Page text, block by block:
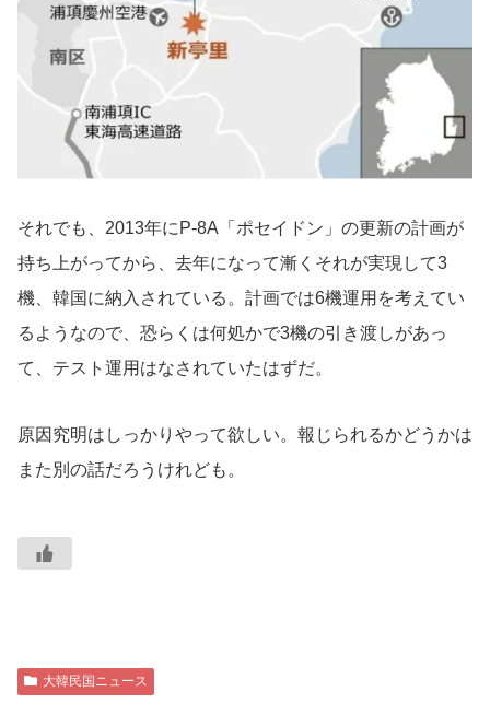
それでも、2013年にP-8A「ポセイドン」の更新の計画が
持ち上がってから、去年になって漸くそれが実現して3
機、韓国に納入されている。計画では6機運用を考えてい
るようなので、恐らくは何処かで3機の引き渡しがあっ
て、テスト運用はなされていたはずだ。
原因究明はしっかりやって欲しい。報じられるかどうかは
また別の話だろうけれども。
大韓民国ニュース